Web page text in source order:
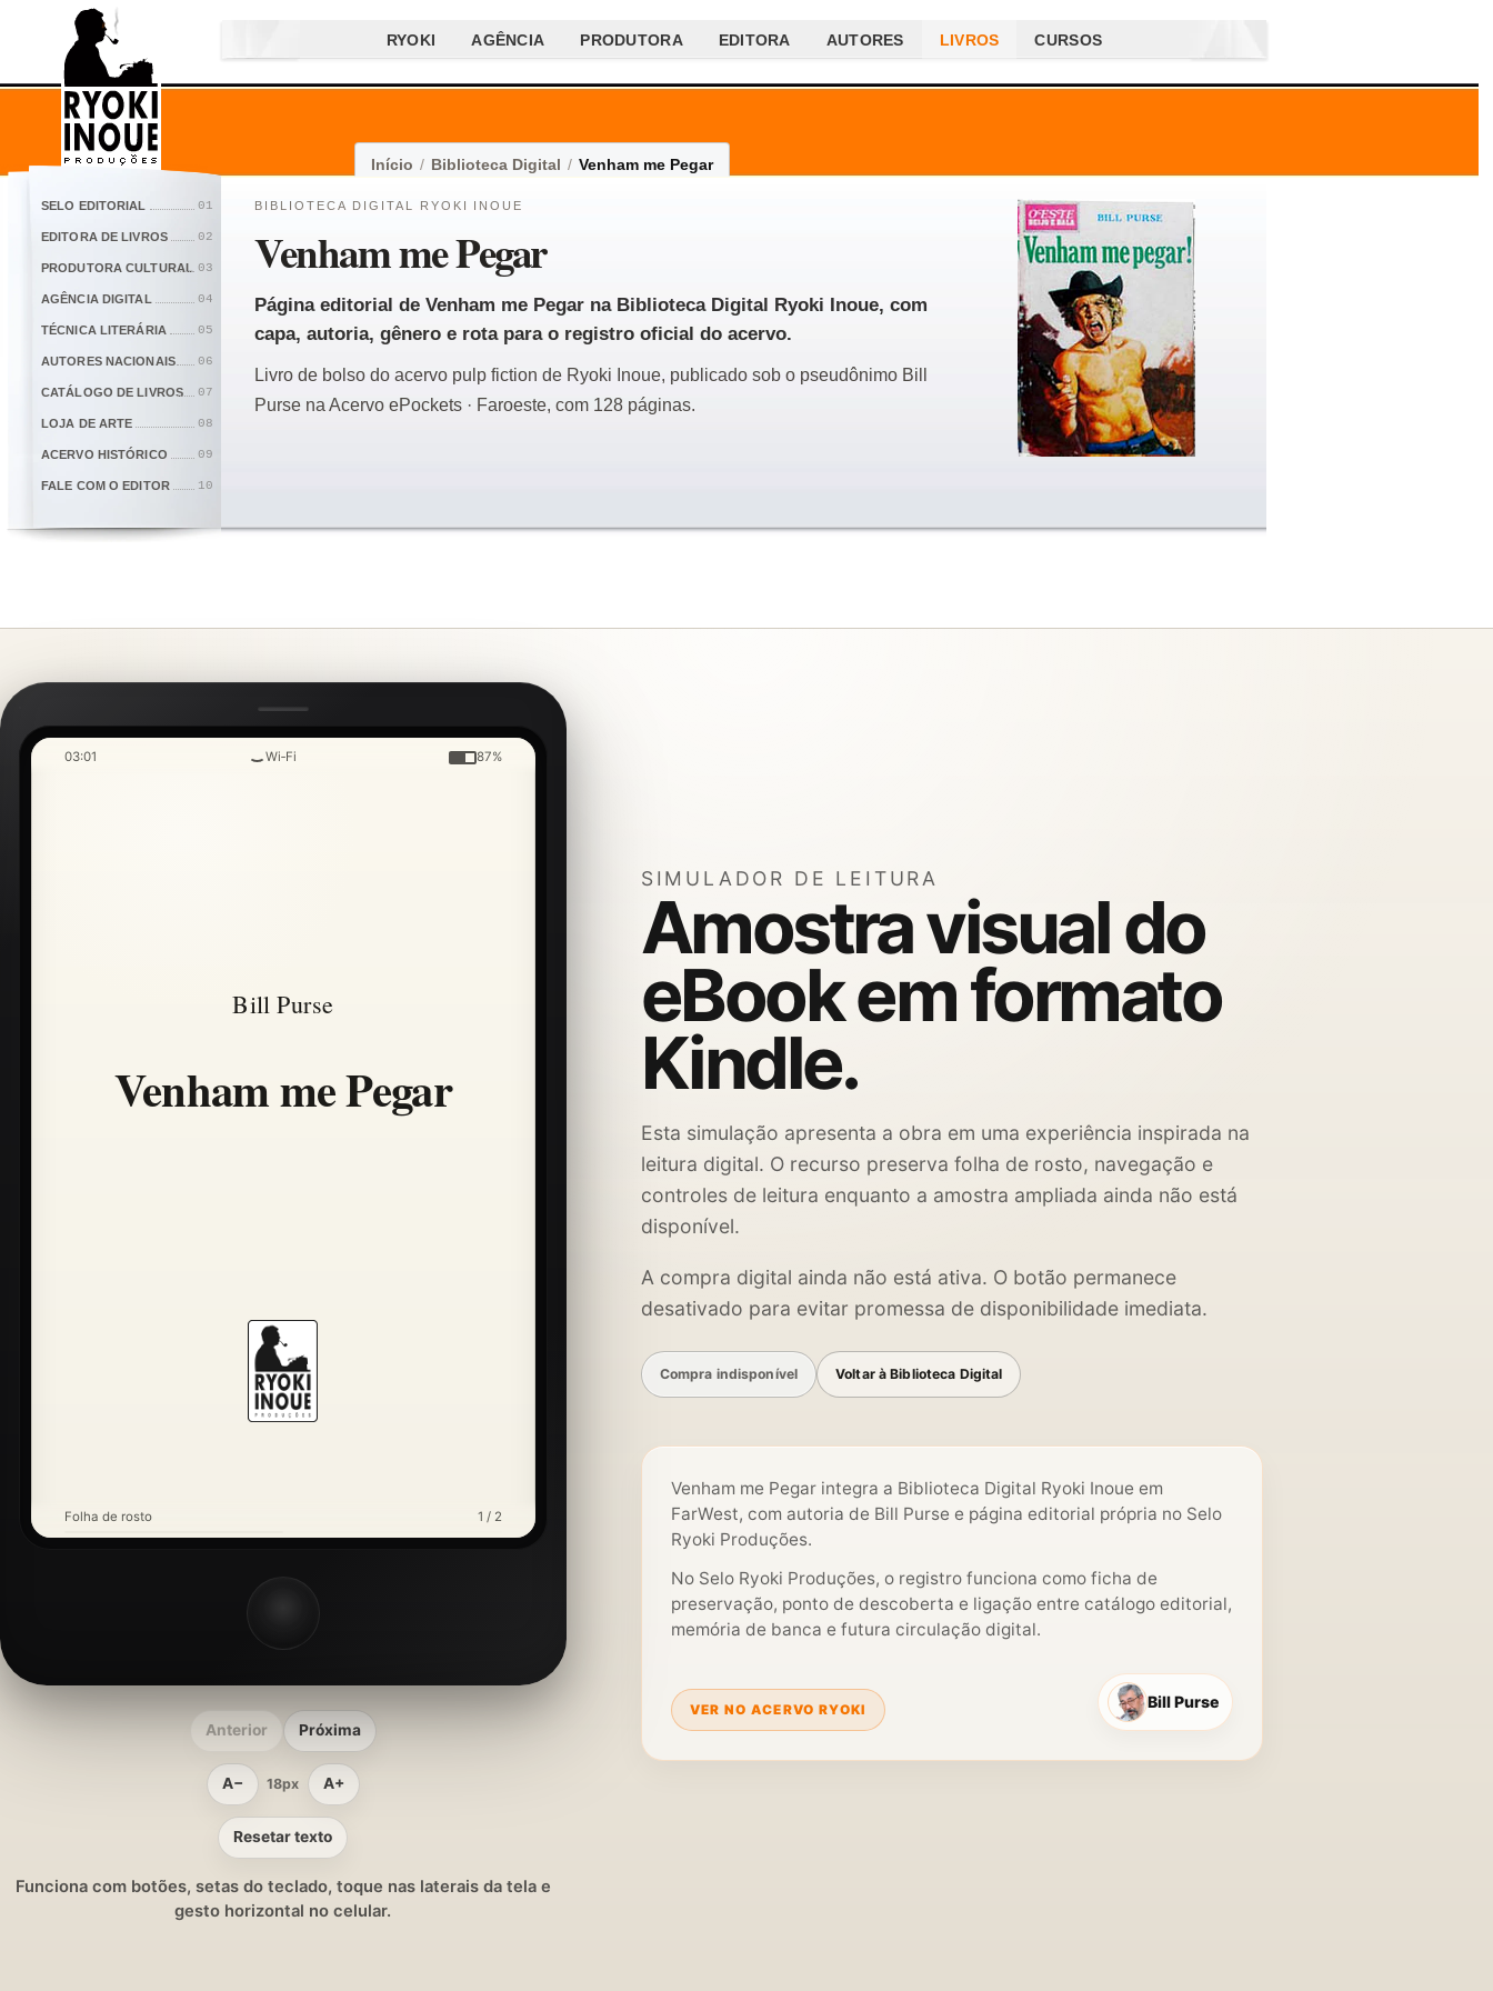
RYOKI AGÊNCIA PRODUTORA EDITORA AUTORES LIVROS CURSOS
SELO EDITORIAL 01
EDITORA DE LIVROS 02
PRODUTORA CULTURAL 03
AGÊNCIA DIGITAL 04
TÉCNICA LITERÁRIA 05
AUTORES NACIONAIS 06
CATÁLOGO DE LIVROS 07
LOJA DE ARTE 08
ACERVO HISTÓRICO 09
FALE COM O EDITOR 10
Início / Biblioteca Digital / Venham me Pegar
BIBLIOTECA DIGITAL RYOKI INOUE
Venham me Pegar
Página editorial de Venham me Pegar na Biblioteca Digital Ryoki Inoue, com
capa, autoria, gênero e rota para o registro oficial do acervo.
Livro de bolso do acervo pulp fiction de Ryoki Inoue, publicado sob o pseudônimo Bill
Purse na Acervo ePockets · Faroeste, com 128 páginas.
03:01 Wi‑Fi 87%
Bill Purse
Venham me Pegar
Folha de rosto 1 / 2
Anterior Próxima
A− 18px A+
Resetar texto
Funciona com botões, setas do teclado, toque nas laterais da tela e
gesto horizontal no celular.
SIMULADOR DE LEITURA
Amostra visual do
eBook em formato
Kindle.
Esta simulação apresenta a obra em uma experiência inspirada na
leitura digital. O recurso preserva folha de rosto, navegação e
controles de leitura enquanto a amostra ampliada ainda não está
disponível.
A compra digital ainda não está ativa. O botão permanece
desativado para evitar promessa de disponibilidade imediata.
Compra indisponível Voltar à Biblioteca Digital
Venham me Pegar integra a Biblioteca Digital Ryoki Inoue em
FarWest, com autoria de Bill Purse e página editorial própria no Selo
Ryoki Produções.
No Selo Ryoki Produções, o registro funciona como ficha de
preservação, ponto de descoberta e ligação entre catálogo editorial,
memória de banca e futura circulação digital.
VER NO ACERVO RYOKI Bill Purse